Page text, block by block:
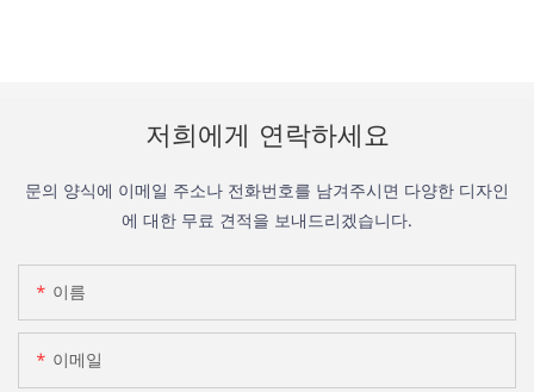
저희에게 연락하세요
문의 양식에 이메일 주소나 전화번호를 남겨주시면 다양한 디자인
에 대한 무료 견적을 보내드리겠습니다.
이름
이메일